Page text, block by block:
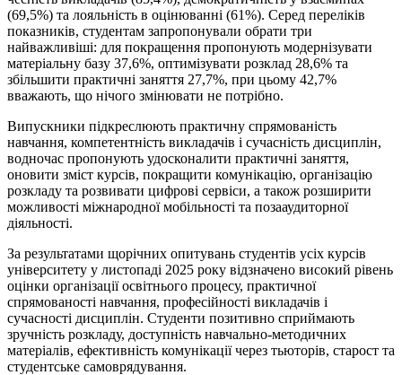
(69,5%) та лояльність в оцінюванні (61%). Серед переліків
показників, студентам запропонували обрати три
найважливіші: для покращення пропонують модернізувати
матеріальну базу 37,6%, оптимізувати розклад 28,6% та
збільшити практичні заняття 27,7%, при цьому 42,7%
вважають, що нічого змінювати не потрібно.
Випускники підкреслюють практичну спрямованість
навчання, компетентність викладачів і сучасність дисциплін,
водночас пропонують удосконалити практичні заняття,
оновити зміст курсів, покращити комунікацію, організацію
розкладу та розвивати цифрові сервіси, а також розширити
можливості міжнародної мобільності та позааудиторної
діяльності.
За результатами щорічних опитувань студентів усіх курсів
університету у листопаді 2025 року відзначено високий рівень
оцінки організації освітнього процесу, практичної
спрямованості навчання, професійності викладачів і
сучасності дисциплін. Студенти позитивно сприймають
зручність розкладу, доступність навчально-методичних
матеріалів, ефективність комунікації через тьюторів, старост та
студентське самоврядування.